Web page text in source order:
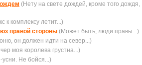
(Нету на свете дождей, кpоме того дождя,
к комплексу летит...)
правой стороны (Может быть, люди правы...)
он должен идти на север...)
моя королева грустна...)
усни. Не бойся...)